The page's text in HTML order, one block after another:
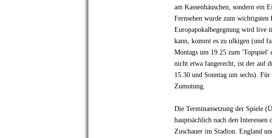
am Kassenhäuschen, sondern ein
Fernsehen wurde zum wichtigsten
Europapokalbegegnung wird live
kann, kommt es zu ulkigen (und
Montags um 19.25 zum 'Topspiel'
nicht etwa fangerecht, ist der auf
15.30 und Sonntag um sechs).
Zumutung.
Die Terminansetzung der Spiele
hauptsächlich nach den
Zuschauer im Stadion. England